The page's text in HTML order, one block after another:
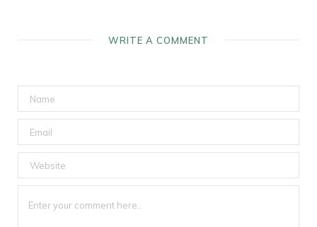
WRITE A COMMENT